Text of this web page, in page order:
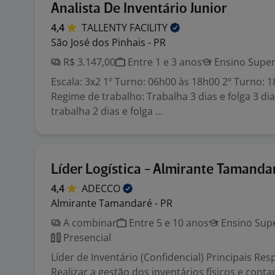
Analista De Inventário Junior
4,4 TALLENTY FACILITY
São José dos Pinhais - PR
R$ 3.147,00
Entre 1 e 3 anos Ensino
Escala: 3x2 1º Turno: 06h00 às 18h00 2º Turno:
Regime de trabalho: Trabalha 3 dias e folga 3
trabalha 2 dias e folga ...
Líder Logística - Almirante
4,4
ADECCO
Almirante Tamandaré - PR
A combinar
Entre 5 e 10 anos
Ensino
Presencial
Líder de Inventário (Confidencial) Principais
Realizar a gestão dos inventários físicos e